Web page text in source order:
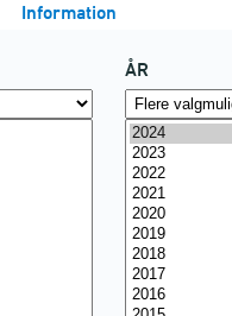
Information
ÅR